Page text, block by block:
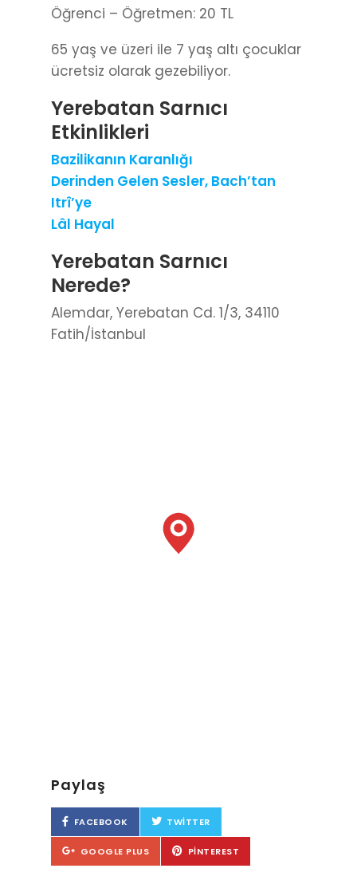
Öğrenci – Öğretmen: 20 TL
65 yaş ve üzeri ile 7 yaş altı çocuklar
ücretsiz olarak gezebiliyor.
Yerebatan Sarnıcı
Etkinlikleri
Bazilikanın Karanlığı
Derinden Gelen Sesler, Bach’tan
Itrî’ye
Lâl Hayal
Yerebatan Sarnıcı
Nerede?
Alemdar, Yerebatan Cd. 1/3, 34110
Fatih/İstanbul
Paylaş
FACEBOOK TWITTER
GOOGLE PLUS PINTEREST